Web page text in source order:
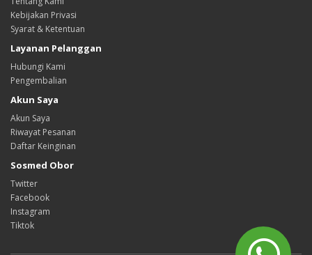
Kebijakan Privasi
Syarat & Ketentuan
Layanan Pelanggan
Hubungi Kami
Pengembalian
Akun Saya
Akun Saya
Riwayat Pesanan
Daftar Keinginan
Sosmed Obor
Twitter
Facebook
Instagram
Tiktok